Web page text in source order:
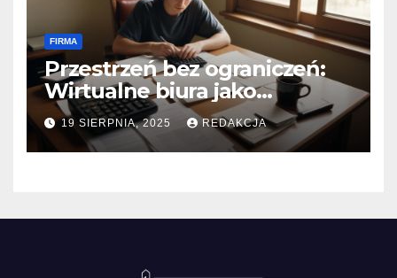
FIRMA
Przestrzeń bez ograniczeń:
Wirtualne biura jako
katalizator wzrostu dla
małych przedsiębiorstw
19 SIERPNIA, 2025 REDAKCJA